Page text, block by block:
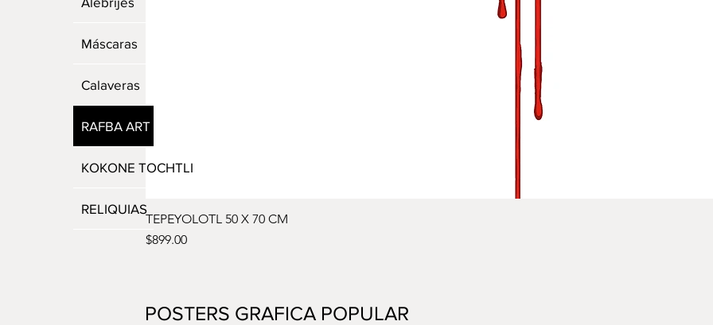
Máscaras
Calaveras
RAFBA ART
KOKONE TOCHTLI
RELIQUIAS
TEPEYOLOTL 50 X 70 CM
Precio
$899.00
POSTERS GRAFICA POPULAR